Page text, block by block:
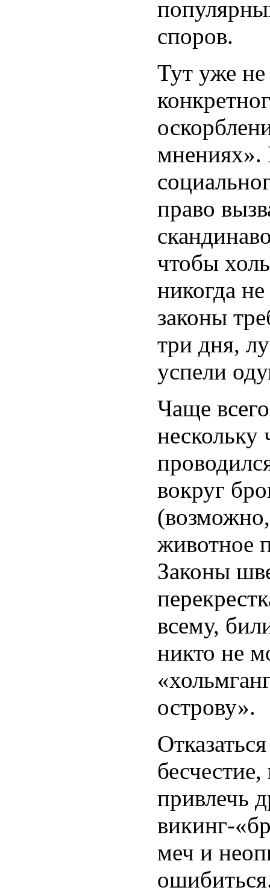
споров.
Тут уже не
мнениях».
право
чтобы
никогда
законы
три дня,
успели
Чаще
нескольку
вокруг
животное
Законы
всему,
никто не
острову».
привлечь
викинг-
меч и